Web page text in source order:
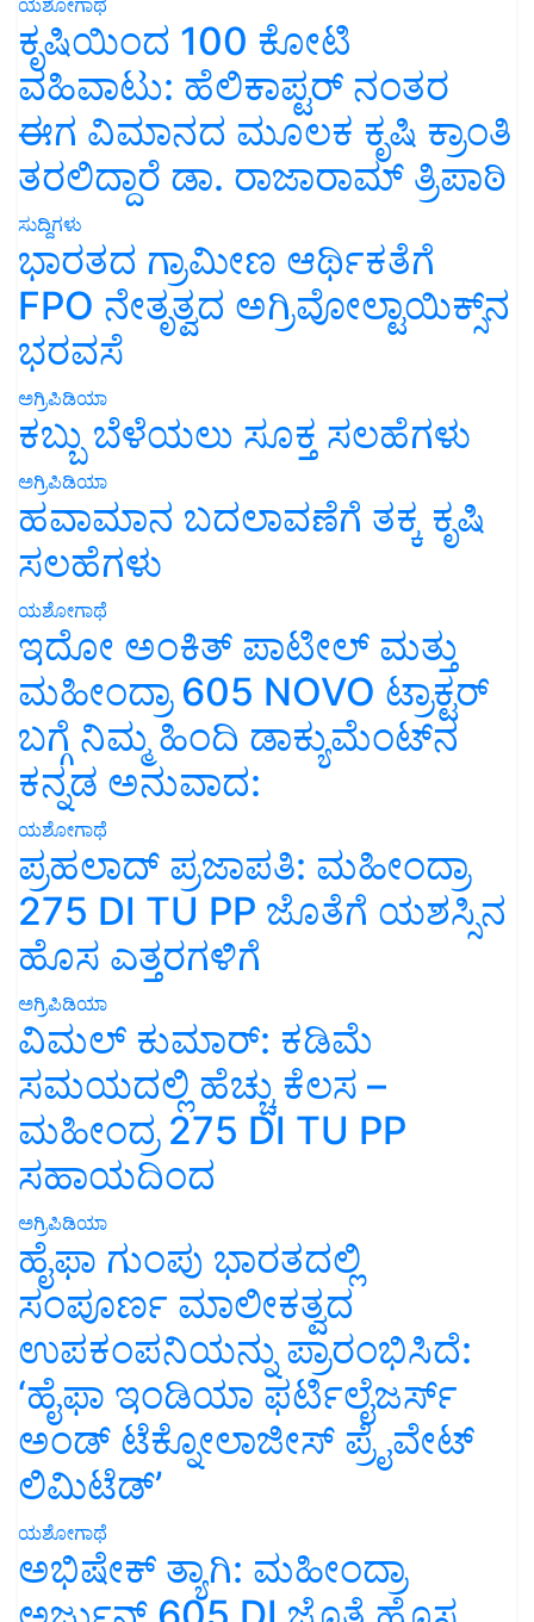
ಕೃಷಿಯಿಂದ 100 ಕೋಟಿ
ವಹಿವಾಟು: ಹೆಲಿಕಾಪ್ಟರ್ ನಂತರ
ಈಗ ವಿಮಾನದ ಮೂಲಕ ಕೃಷಿ ಕ್ರಾಂತಿ
ತರಲಿದ್ದಾರೆ ಡಾ. ರಾಜಾರಾಮ್ ತ್ರಿಪಾಠಿ
ಸುದ್ದಿಗಳು
ಭಾರತದ ಗ್ರಾಮೀಣ ಆರ್ಥಿಕತೆಗೆ
FPO ನೇತೃತ್ವದ ಅಗ್ರಿವೋಲ್ಟಾಯಿಕ್ಸ್‌ನ
ಭರವಸೆ
ಅಗ್ರಿಪಿಡಿಯಾ
ಕಬ್ಬು ಬೆಳೆಯಲು ಸೂಕ್ತ ಸಲಹೆಗಳು
ಅಗ್ರಿಪಿಡಿಯಾ
ಹವಾಮಾನ ಬದಲಾವಣೆಗೆ ತಕ್ಕ ಕೃಷಿ
ಸಲಹೆಗಳು
ಯಶೋಗಾಥೆ
ಇದೋ ಅಂಕಿತ್ ಪಾಟೀಲ್ ಮತ್ತು
ಮಹೀಂದ್ರಾ 605 NOVO ಟ್ರಾಕ್ಟರ್
ಬಗ್ಗೆ ನಿಮ್ಮ ಹಿಂದಿ ಡಾಕ್ಯುಮೆಂಟ್‌ನ
ಕನ್ನಡ ಅನುವಾದ:
ಯಶೋಗಾಥೆ
ಪ್ರಹಲಾದ್ ಪ್ರಜಾಪತಿ: ಮಹೀಂದ್ರಾ
275 DI TU PP ಜೊತೆಗೆ ಯಶಸ್ಸಿನ
ಹೊಸ ಎತ್ತರಗಳಿಗೆ
ಅಗ್ರಿಪಿಡಿಯಾ
ವಿಮಲ್ ಕುಮಾರ್: ಕಡಿಮೆ
ಸಮಯದಲ್ಲಿ ಹೆಚ್ಚು ಕೆಲಸ –
ಮಹೀಂದ್ರ 275 DI TU PP
ಸಹಾಯದಿಂದ
ಅಗ್ರಿಪಿಡಿಯಾ
ಹೈಫಾ ಗುಂಪು ಭಾರತದಲ್ಲಿ
ಸಂಪೂರ್ಣ ಮಾಲೀಕತ್ವದ
ಉಪಕಂಪನಿಯನ್ನು ಪ್ರಾರಂಭಿಸಿದೆ:
‘ಹೈಫಾ ಇಂಡಿಯಾ ಫರ್ಟಿಲೈಜರ್ಸ್
ಅಂಡ್ ಟೆಕ್ನೋಲಾಜೀಸ್ ಪ್ರೈವೇಟ್
ಲಿಮಿಟೆಡ್’
ಯಶೋಗಾಥೆ
ಅಭಿಷೇಕ್ ತ್ಯಾಗಿ: ಮಹೀಂದ್ರಾ